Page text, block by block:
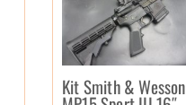
Kit Smith & Wesson